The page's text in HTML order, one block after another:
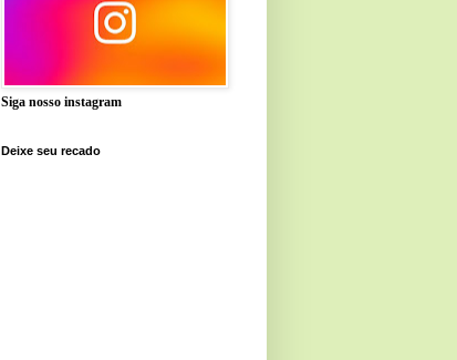
Siga nosso instagram
Deixe seu recado